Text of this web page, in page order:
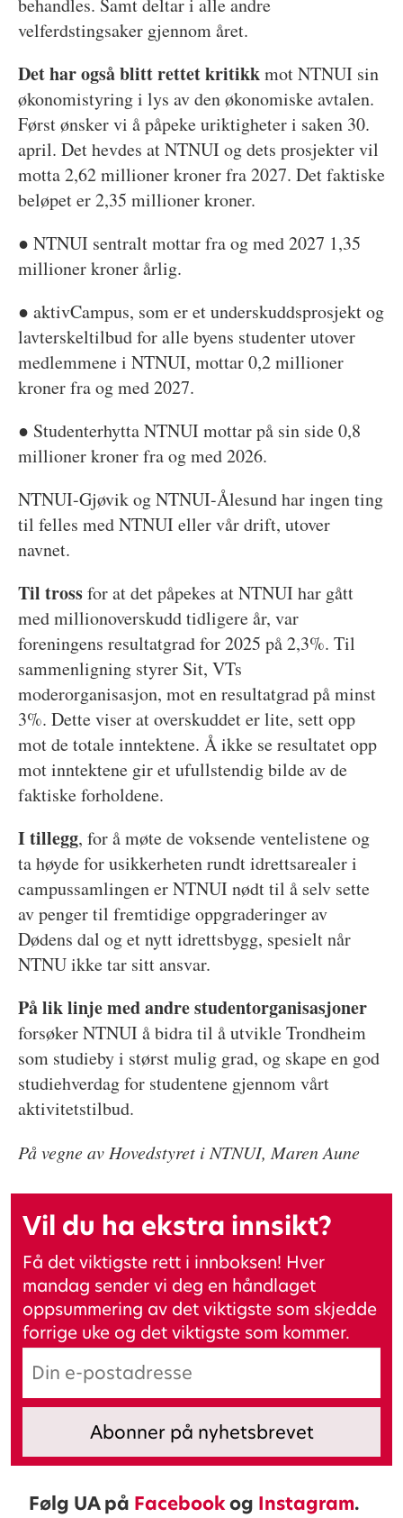
behandles. Samt deltar i alle andre
velferdstingsaker gjennom året.
Det har også blitt rettet kritikkmot NTNUI sin
økonomistyring i lys av den økonomiske avtalen.
Først ønsker vi å påpeke uriktigheter i saken 30.
april. Det hevdes at NTNUI og dets prosjekter vil
motta 2,62 millioner kroner fra 2027. Det faktiske
beløpet er 2,35 millioner kroner.
● NTNUI sentralt mottar fra og med 2027 1,35
millioner kroner årlig.
● aktivCampus, som er et underskuddsprosjekt og
lavterskeltilbud for alle byens studenter utover
medlemmene i NTNUI, mottar 0,2 millioner
kroner fra og med 2027.
● Studenterhytta NTNUI mottar på sin side 0,8
millioner kroner fra og med 2026.
NTNUI-Gjøvik og NTNUI-Ålesund har ingen ting
til felles med NTNUI eller vår drift, utover
navnet.
Til trossfor at det påpekes at NTNUI har gått
med millionoverskudd tidligere år, var
foreningens resultatgrad for 2025 på 2,3%. Til
sammenligning styrer Sit, VTs
moderorganisasjon, mot en resultatgrad på minst
3%. Dette viser at overskuddet er lite, sett opp
mot de totale inntektene. Å ikke se resultatet opp
mot inntektene gir et ufullstendig bilde av de
faktiske forholdene.
I tillegg, for å møte de voksende ventelistene og
ta høyde for usikkerheten rundt idrettsarealer i
campussamlingen er NTNUI nødt til å selv sette
av penger til fremtidige oppgraderinger av
Dødens dal og et nytt idrettsbygg, spesielt når
NTNU ikke tar sitt ansvar.
På lik linje med andre studentorganisasjoner
forsøker NTNUI å bidra til å utvikle Trondheim
som studieby i størst mulig grad, og skape en god
studiehverdag for studentene gjennom vårt
aktivitetstilbud.
På vegne av Hovedstyret i NTNUI, Maren Aune
Vil du ha ekstra innsikt?
Få det viktigste rett i innboksen! Hver
mandag sender vi deg en håndlaget
oppsummering av det viktigste som skjedde
forrige uke og det viktigste som kommer.
Følg UA på Facebookog Instagram.